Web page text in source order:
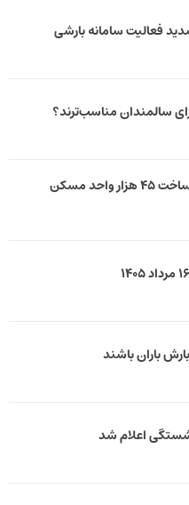
فعالیت سامانه بارشی
سالمندان مناسب‌ترند؟
آماده سازی زمین برای ساخت ۴۵ هزار واحد مسکن
باران باشند
اعلام شد